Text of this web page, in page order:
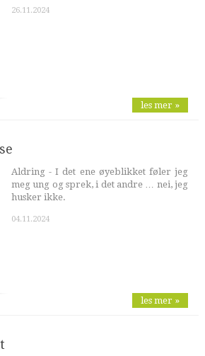
26.11.2024
les mer »
Aldring - I det ene øyeblikket føler jeg
meg ung og sprek, i det andre … nei, jeg
husker ikke.
04.11.2024
les mer »